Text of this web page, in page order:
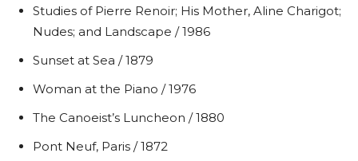
Studies of Pierre Renoir; His Mother, Aline Charigot;
Nudes; and Landscape / 1986
Sunset at Sea / 1879
Woman at the Piano / 1976
The Canoeist’s Luncheon / 1880
Pont Neuf, Paris / 1872